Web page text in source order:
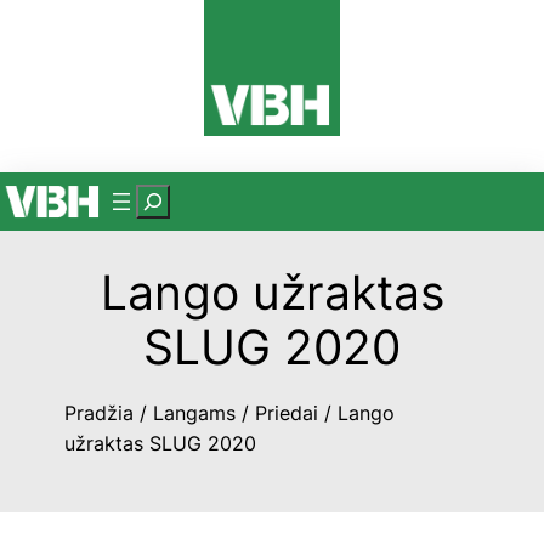
P
a
e
Lango užraktas
SLUG 2020
Pradžia / Langams / Priedai / Lango
užraktas SLUG 2020